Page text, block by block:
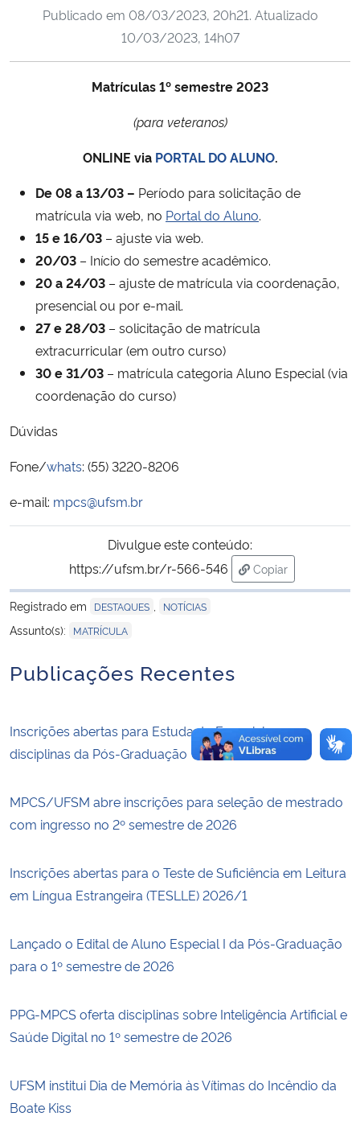
Ministério da Cidadania
Ministério do Desenvolvimento Regional
Controladoria-Geral da União
Ministério da Mulher, da Família e dos Direitos Humanos
Secretaria-Geral
Secretaria de Governo
Advocacia-Geral da União
Banco Central do Brasil
Planalto
Publicado em 08/03/2023, 20h21. Atualizado
10/03/2023, 14h07
Matrículas 1º semestre 2023
(para veteranos)
ONLINE via PORTAL DO ALUNO.
De08 a13/03 – Período para solicitação de
matrícula via web, no Portal do Aluno.
15e16/03 – ajuste via web.
20/03 – Início do semestre acadêmico.
20a24/03 – ajuste de matrícula via coordenação,
presencial ou por e-mail.
27 e 28/03 – solicitação de matrícula
extracurricular (em outro curso)
30 e 31/03 – matrícula categoria Aluno Especial (via
coordenação do curso)
Dúvidas
Fone/whats: (55) 3220-8206
e-mail: mpcs@ufsm.br
Divulgue este conteúdo:
https://ufsm.br/r-566-546
Copiar
para área de
Registrado em
DESTAQUES NOTÍCIAS
Assunto(s): MATRÍCULA
Publicações Recentes
Inscrições abertas para Estudante Especial em
disciplinas da Pós-Graduação
MPCS/UFSM abre inscrições para seleção de mestrado
com ingresso no 2º semestre de 2026
Inscrições abertas para o Teste de Suficiência em Leitura
em Língua Estrangeira (TESLLE) 2026/1
Lançado o Edital de Aluno Especial I da Pós-Graduação
para o 1º semestre de 2026
PPG-MPCS oferta disciplinas sobre Inteligência Artificial e
Saúde Digital no 1º semestre de 2026
UFSM institui Dia de Memória às Vítimas do Incêndio da
Boate Kiss